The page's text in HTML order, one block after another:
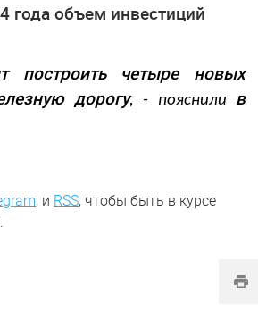
года объем инвестиций
построить четыре новых
дорогу, - пояснили в
, и RSS, чтобы быть в курсе